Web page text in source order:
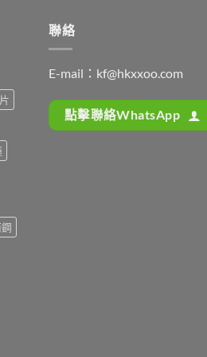
聯絡
E-mail： kf@hkxxoo.com
點擊聯絡WhatsApp